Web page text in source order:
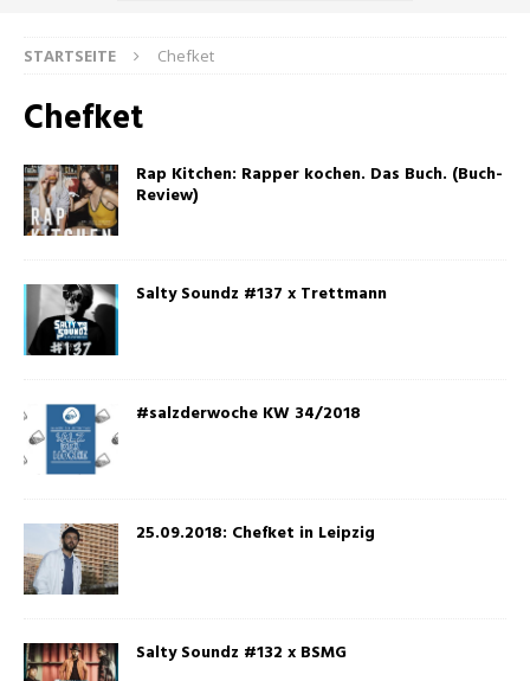
STARTSEITE Chefket
Chefket
Rap Kitchen: Rapper kochen. Das Buch. (Buch-
Review)
Salty Soundz #137 x Trettmann
#salzderwoche KW 34/2018
25.09.2018: Chefket in Leipzig
Salty Soundz #132 x BSMG